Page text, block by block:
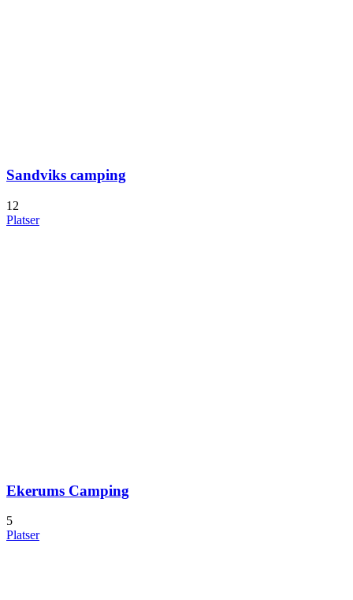
Sandviks camping
12
Platser
Ekerums Camping
5
Platser